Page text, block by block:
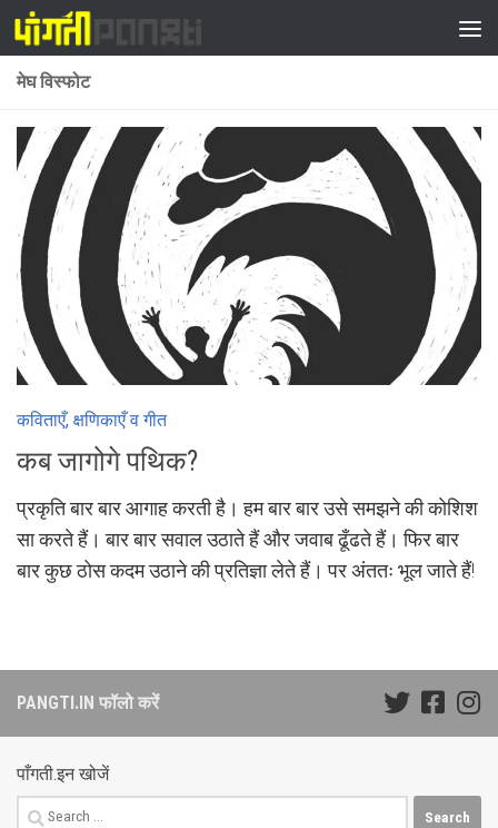
Skip to content
मेघ विस्फोट
कविताएँ, क्षणिकाएँ व गीत
कब जागोगे पथिक?
प्रकृति बार बार आगाह करती है। हम बार बार उसे समझने की कोशिश
सा करते हैं। बार बार सवाल उठाते हैं और जवाब ढूँढते हैं। फिर बार
बार कुछ ठोस कदम उठाने की प्रतिज्ञा लेते हैं। पर अंततः भूल जाते हैं!
PANGTI.IN फॉलो करें
पाँगती.इन खोजें
Search